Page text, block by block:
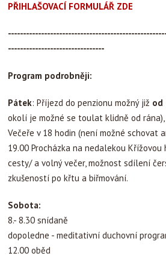
PŘIHLAŠOVACÍ FORMULÁŘ ZDE
--------------------------------
Program podrobněji:
Pátek: Příjezd do penzionu možný již od
okolí je možné se toulat klidně od
Večeře v 18 hodin (není možné schovat
19.00 Procházka na nedalekou
cesty/ a volný večer, možnost sdílení
zkušeností po křtu a biřmování.
Sobota:
8.- 8.30 snídaně
dopoledne - meditativní duchovní
12.00 oběd